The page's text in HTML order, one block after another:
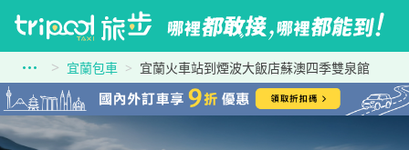
宜蘭包車 宜蘭火車站到煙波大飯店蘇澳四季雙泉館